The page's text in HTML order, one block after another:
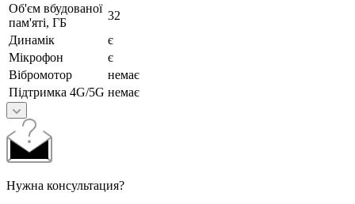
Об'єм вбудованої
пам'яті, ГБ
32
Динамік
є
Мікрофон
є
Вібромотор
немає
Підтримка 4G/5G немає
Нужна консультация?